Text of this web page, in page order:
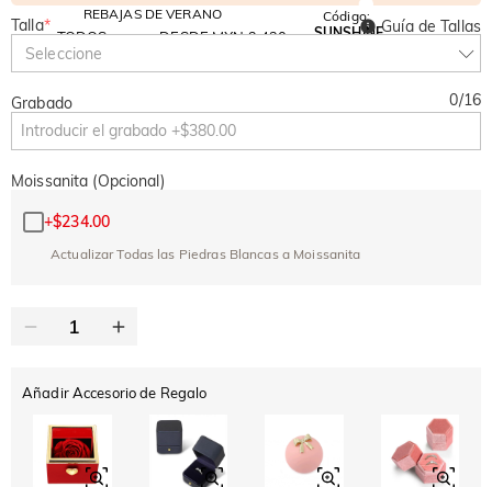
REBAJAS DE VERANO
TODOS
10 % DE DTO.
DESDE MXN 3,420
Código:
SUNSHINE
Talla*
Seleccione
Guía de Tallas
Grabado 0/16
Moissanita (Opcional)
+$234.00
Actualizar Todas las Piedras Blancas a Moissanita
Añadir Accesorio de Regalo